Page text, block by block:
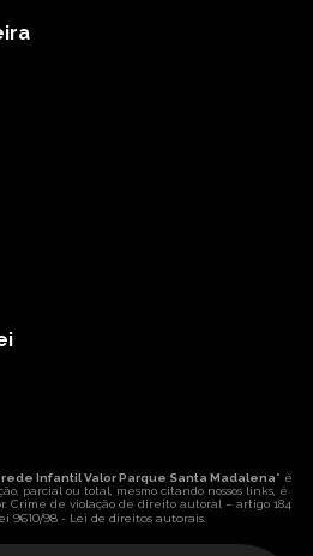
Infantil Valor Parque Santa Madalena" é
parcial ou total, mesmo citando nossos links, é
Crime de violação de direito autoral – artigo 184
9610/98 - Lei de direitos autorais.